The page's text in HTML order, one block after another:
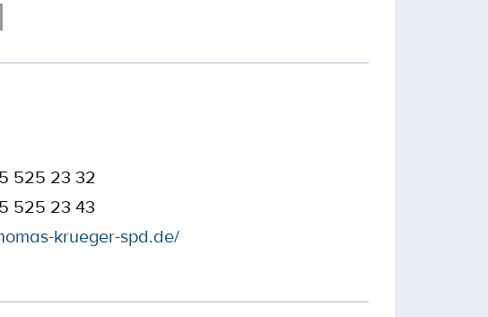
525 23 32
525 23 43
krueger-spd.de/